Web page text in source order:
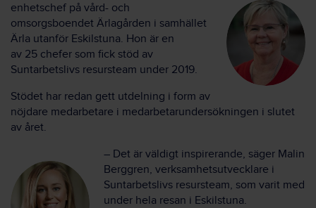
enhetschef på vård- och
omsorgsboendet Ärlagården i samhället
Ärla utanför Eskilstuna. Hon är en
av 25 chefer som fick stöd av
Suntarbetslivs resursteam under 2019.
Stödet har redan gett utdelning i form av
nöjdare medarbetare i medarbetarundersökningen i slutet
av året.
– Det är väldigt inspirerande, säger Malin
Berggren, verksamhetsutvecklare i
Suntarbetslivs resursteam, som varit med
under hela resan i Eskilstuna.